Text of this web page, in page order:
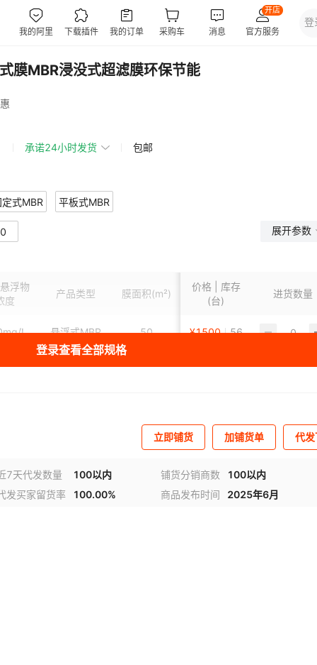
膜MBR浸没式超滤膜环保节能
承诺24小时发货 包邮
式MBR 平板式MBR
展开参数
浮物
度
产品类型 膜面积(m²) 膜设计通量 主体材
价格 | 库存
(台)
进货数量
L 悬浮式MBR 50 15L/m²·h PVDF(聚偏
¥1500 56
L 固定式MBR 100 20L/m²·h PSU(聚
¥1650 85
登录查看全部规格
立即铺货 加铺货单 代
7天代发数量 100以内 铺货分销商数
100以内
发买家留货率
100.00% 商品发布时间 2025年6月